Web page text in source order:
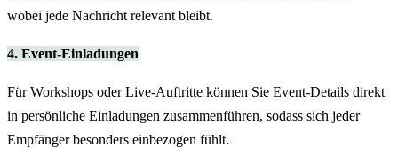
wobei jede Nachricht relevant bleibt.
4. Event-Einladungen
Für Workshops oder Live-Auftritte können Sie Event-Details direkt
in persönliche Einladungen zusammenführen, sodass sich jeder
Empfänger besonders einbezogen fühlt.